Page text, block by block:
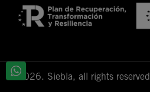
© 2026. Siebla, all rights reserved